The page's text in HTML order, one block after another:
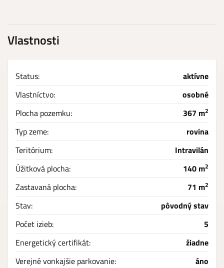
Vlastnosti
Status:
aktívne
Vlastníctvo:
osobné
Plocha pozemku:
367 m2
Typ zeme:
rovina
Teritórium:
Intravilán
Úžitková plocha:
140 m2
Zastavaná plocha: 71 m2
Stav:
pôvodný stav
Počet izieb:
5
Energetický certifikát:
žiadne
Verejné vonkajšie parkovanie:
áno